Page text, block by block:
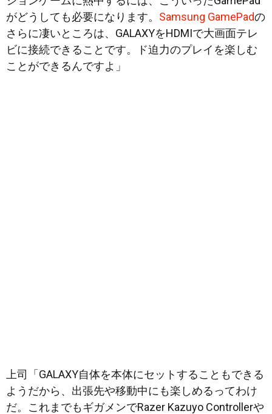
がどうしても必要になります。 Samsung GamePadの
さらに凄いところは、GALAXYをHDMIで大画面テレ
ビに接続できることです。ド迫力のプレイを楽しむ
ことができるんですよ」
上司「GALAXY自体を本体にセットすることもできる
ようだから、出張先や移動中にも楽しめるってわけ
だ。これまでもギガメンでRazer Kazuyo Controllerや